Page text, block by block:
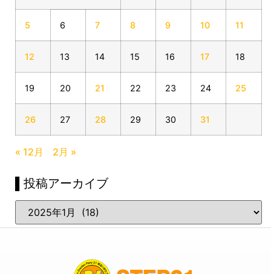
5 6 7 8 9 10 11
12 13 14 15 16 17 18
19 20 21 22 23 24 25
26 27 28 29 30 31
« 12月 2月 »
▌投稿アーカイブ